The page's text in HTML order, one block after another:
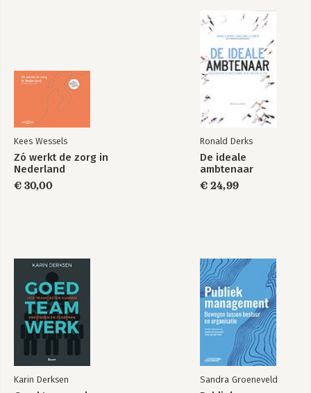
Bekijk alle boeken
Kees Wessels
Zó werkt de zorg in
Nederland
€ 30,00
Ronald Derks
De ideale
ambtenaar
€ 24,99
Karin Derksen Sandra Groeneveld